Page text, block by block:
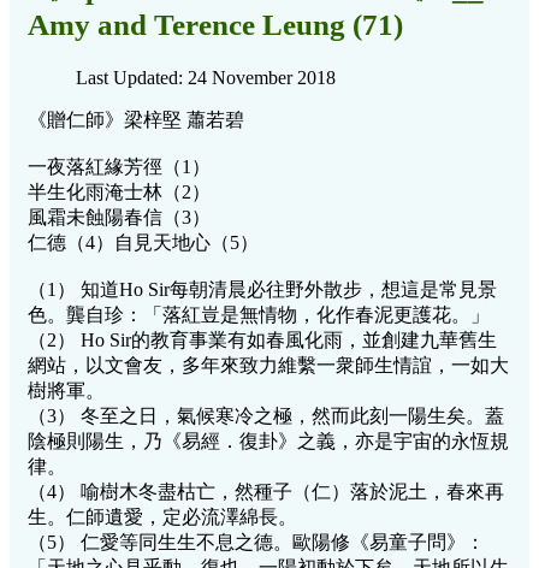
Amy and Terence Leung (71)
Last Updated: 24 November 2018
《贈仁師》梁梓堅 蕭若碧
一夜落紅緣芳徑（1）
半生化雨淹士林（2）
風霜未蝕陽春信（3）
仁德（4）自見天地心（5）
（1） 知道Ho Sir每朝清晨必往野外散步，想這是常見景
色。龔自珍：「落紅豈是無情物，化作春泥更護花。」
（2） Ho Sir的教育事業有如春風化雨，並創建九華舊生
網站，以文會友，多年來致力維繫一衆師生情誼，一如大
樹將軍。
（3） 冬至之日，氣候寒冷之極，然而此刻一陽生矣。蓋
陰極則陽生，乃《易經．復卦》之義，亦是宇宙的永恆規
律。
（4） 喻樹木冬盡枯亡，然種子（仁）落於泥土，春來再
生。仁師遺愛，定必流澤綿長。
（5） 仁愛等同生生不息之德。歐陽修《易童子問》：